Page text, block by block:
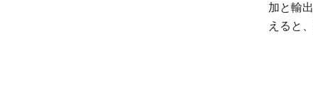
加と輸
えると